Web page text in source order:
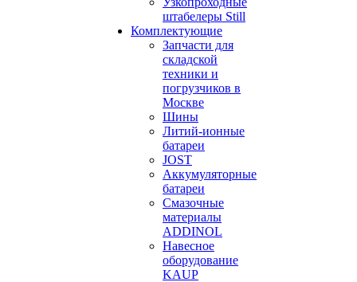
штабелеры Still
Комплектующие
Запчасти для
складской
техники и
погрузчиков в
Москве
Шины
Литий-ионные
батареи
JOST
Аккумуляторные
батареи
Смазочные
материалы
ADDINOL
Навесное
оборудование
KAUP